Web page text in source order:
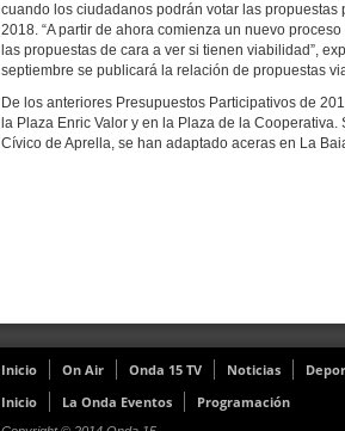
cuando los ciudadanos podrán votar las
2018. “A partir de ahora comienza un nuevo
las propuestas de cara a ver si tienen viabilidad”,
septiembre se publicará la relación de propuestas
De los anteriores Presupuestos Participativos de
la Plaza Enric Valor y en la Plaza de la
Cívico de Aprella, se han adaptado aceras en La
Inicio On Air Onda 15 TV Noticias
Inicio
La Onda Eventos Programación